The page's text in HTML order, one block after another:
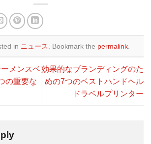
in ニュース . Bookmark the permalink
メンスベ
の重要な
効果的なブランディングのた
めの7つのベストハンドヘル
ドラベルプリンター